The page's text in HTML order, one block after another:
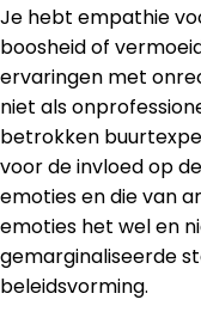
Je hebt empathie
boosheid of
ervaringen met
niet als
betrokken
voor de invloed op
emoties en die van
emoties het wel en
gemarginaliseerde
beleidsvorming.